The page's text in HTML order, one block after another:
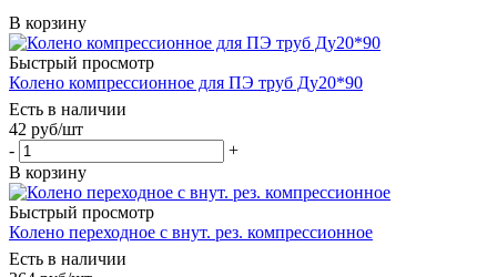
В корзину
Быстрый просмотр
Колено компрессионное для ПЭ труб Ду20*90
Есть в наличии
42 руб/шт
-
+
В корзину
Быстрый просмотр
Колено переходное c внут. рез. компрессионное
Есть в наличии